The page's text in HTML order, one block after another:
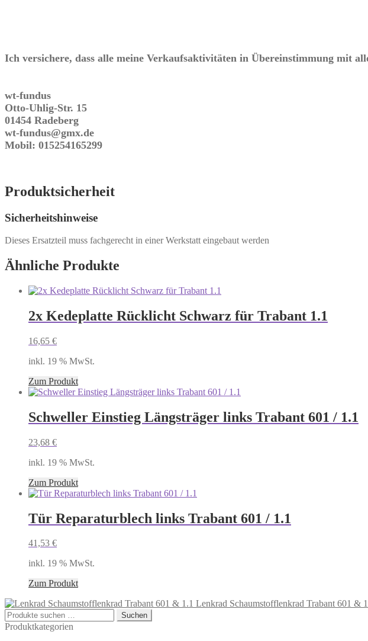
Ich versichere, dass alle meine Verkaufsaktivitäten in Übereinstimmung mit
wt-fundus
Otto-Uhlig-Str. 15
01454 Radeberg
wt-fundus@gmx.de
Mobil: 015254165299
Produktsicherheit
Sicherheitshinweise
Dieses Ersatzteil muss fachgerecht in einer Werkstatt eingebaut werden
Ähnliche Produkte
2x Kedeplatte Rücklicht Schwarz für Trabant 1.1
16,65 €
inkl. 19 % MwSt.
Zum Produkt
Schweller Einstieg Längsträger links Trabant 601 / 1.1
23,68 €
inkl. 19 % MwSt.
Zum Produkt
Tür Reparaturblech links Trabant 601 / 1.1
41,53 €
inkl. 19 % MwSt.
Zum Produkt
Lenkrad Schaumstofflenkrad Trabant 601 &
Suchen
nach:
Suchen
Produktkategorien